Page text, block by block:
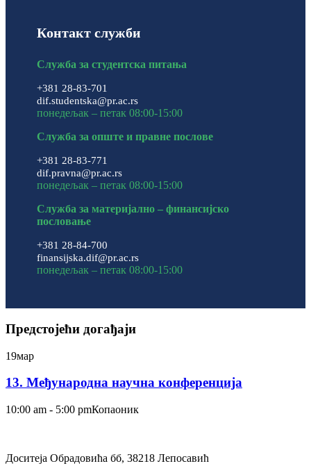
Контакт служби
Служба за студентска питања
+381 28-83-701
dif.studentska@pr.ac.rs
понедељак – петак 08:00-15:00
Служба за опште и правне послове
+381 28-83-771
dif.pravna@pr.ac.rs
понедељак – петак 08:00-15:00
Служба за материјално – финансијско
пословање
+381 28-84-700
finansijska.dif@pr.ac.rs
понедељак – петак 08:00-15:00
Предстојећи догађаји
19мар
13. Међународна научна конференција
10:00 am - 5:00 pmКопаоник
Доситеја Обрадовића бб, 38218 Лепосавић